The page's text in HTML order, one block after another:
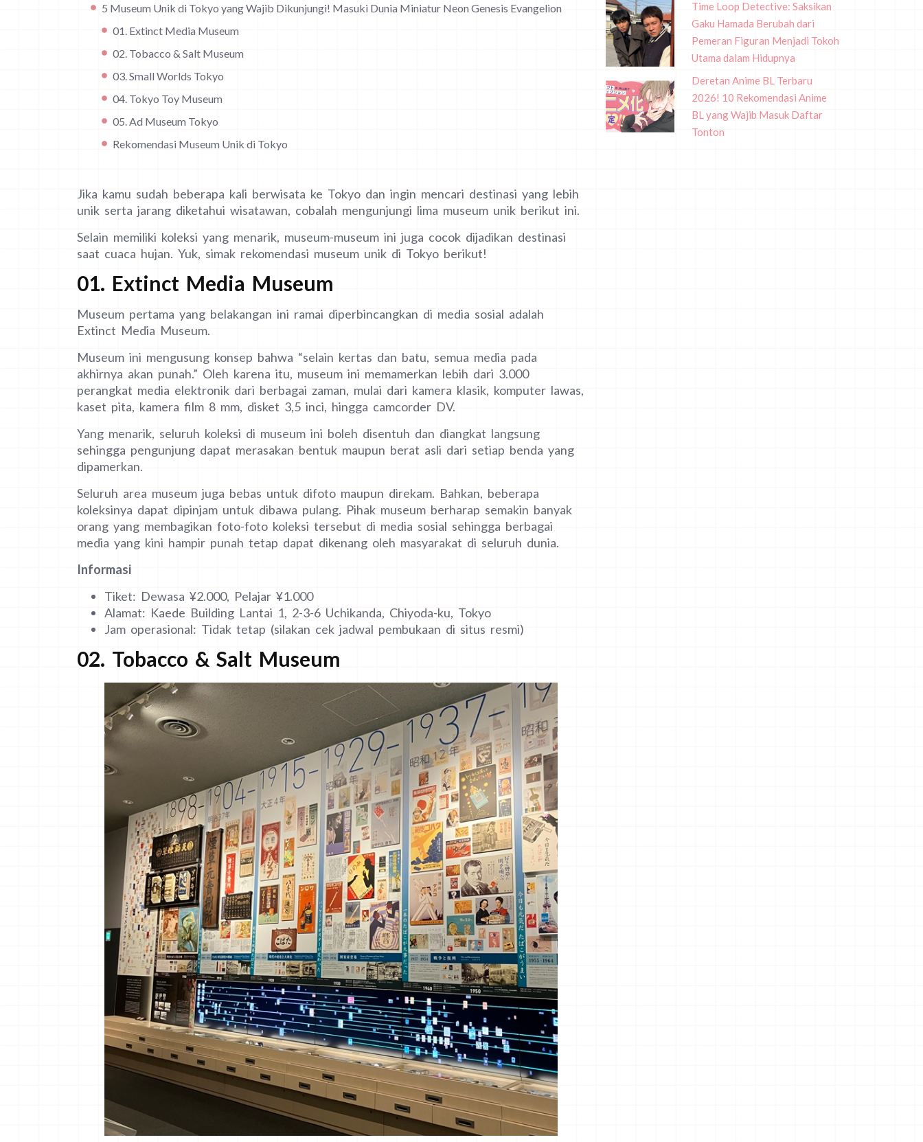
5 Museum Unik di Tokyo yang Wajib Dikunjungi! Masuki Dunia Miniatur Neon Genesis Evangelion
01. Extinct Media Museum
02. Tobacco & Salt Museum
03. Small Worlds Tokyo
04. Tokyo Toy Museum
05. Ad Museum Tokyo
Rekomendasi Museum Unik di Tokyo
Jika kamu sudah beberapa kali berwisata ke Tokyo dan ingin mencari destinasi yang lebih
unik serta jarang diketahui wisatawan, cobalah mengunjungi lima museum unik berikut ini.
Selain memiliki koleksi yang menarik, museum-museum ini juga cocok dijadikan destinasi
saat cuaca hujan. Yuk, simak rekomendasi museum unik di Tokyo berikut!
01. Extinct Media Museum
Museum pertama yang belakangan ini ramai diperbincangkan di media sosial adalah
Extinct Media Museum.
Museum ini mengusung konsep bahwa “selain kertas dan batu, semua media pada
akhirnya akan punah.” Oleh karena itu, museum ini memamerkan lebih dari 3.000
perangkat media elektronik dari berbagai zaman, mulai dari kamera klasik, komputer lawas,
kaset pita, kamera film 8 mm, disket 3,5 inci, hingga camcorder DV.
Yang menarik, seluruh koleksi di museum ini boleh disentuh dan diangkat langsung
sehingga pengunjung dapat merasakan bentuk maupun berat asli dari setiap benda yang
dipamerkan.
Seluruh area museum juga bebas untuk difoto maupun direkam. Bahkan, beberapa
koleksinya dapat dipinjam untuk dibawa pulang. Pihak museum berharap semakin banyak
orang yang membagikan foto-foto koleksi tersebut di media sosial sehingga berbagai
media yang kini hampir punah tetap dapat dikenang oleh masyarakat di seluruh dunia.
Informasi
Tiket: Dewasa ¥2.000, Pelajar ¥1.000
Alamat: Kaede Building Lantai 1, 2-3-6 Uchikanda, Chiyoda-ku, Tokyo
Jam operasional: Tidak tetap (silakan cek jadwal pembukaan di situs resmi)
02. Tobacco & Salt Museum
Time Loop Detective: Saksikan
Gaku Hamada Berubah dari
Pemeran Figuran Menjadi Tokoh
Utama dalam Hidupnya
Deretan Anime BL Terbaru
2026! 10 Rekomendasi Anime
BL yang Wajib Masuk Daftar
Tonton